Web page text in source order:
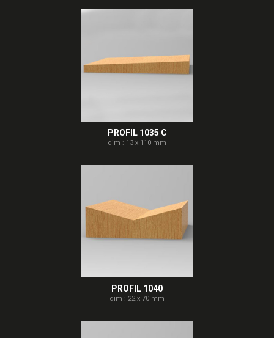
PROFIL 1035 C
dim : 13 x 110 mm
PROFIL 1040
dim : 22 x 70 mm